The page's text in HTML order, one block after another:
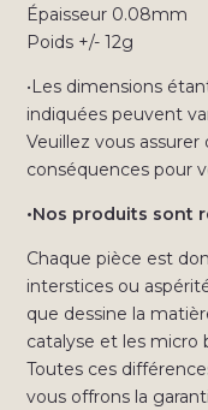
Épaisseur 0.08mm
Poids +/- 12g
•Les dimensions
indiquées peuvent
Veuillez vous assurer
conséquences pour
•Nos produits sont
Chaque pièce est
interstices ou
que dessine la
catalyse et les micro
Toutes ces
vous offrons la